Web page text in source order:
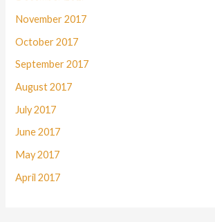
November 2017
October 2017
September 2017
August 2017
July 2017
June 2017
May 2017
April 2017